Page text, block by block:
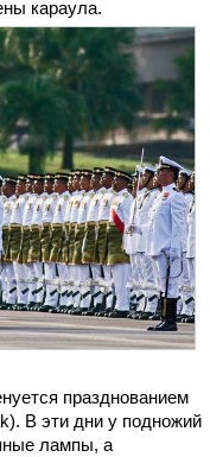
караула.
празднованием
В эти дни у подножий
лампы, а